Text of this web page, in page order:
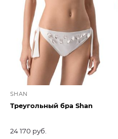
SHAN
Треугольный бра Shan
24 170 руб.